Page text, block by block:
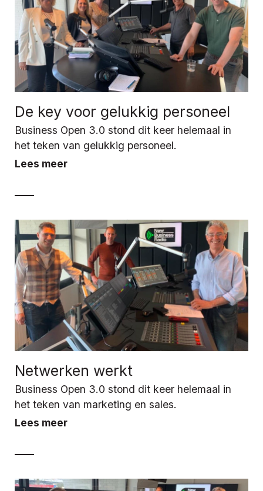
De key voor gelukkig personeel
Business Open 3.0 stond dit keer helemaal in
het teken van gelukkig personeel.
Lees meer
Netwerken werkt
Business Open 3.0 stond dit keer helemaal in
het teken van marketing en sales.
Lees meer